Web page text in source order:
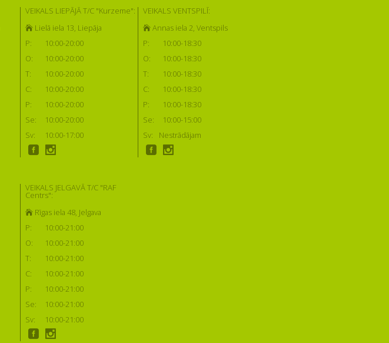
VEIKALS LIEPĀJĀ T/C "Kurzeme":
Lielā iela 13, Liepāja
P:
10:00-20:00
O:
10:00-20:00
T:
10:00-20:00
C:
10:00-20:00
P:
10:00-20:00
Se:
10:00-20:00
Sv:
10:00-17:00
VEIKALS VENTSPILĪ:
Annas iela 2, Ventspils
P:
10:00-18:30
O:
10:00-18:30
T:
10:00-18:30
C:
10:00-18:30
P:
10:00-18:30
Se:
10:00-15:00
Sv:
Nestrādājam
VEIKALS JELGAVĀ T/C "RAF
Centrs":
Rīgas iela 48, Jelgava
P:
10:00-21:00
O:
10:00-21:00
T:
10:00-21:00
C:
10:00-21:00
P:
10:00-21:00
Se:
10:00-21:00
Sv:
10:00-21:00